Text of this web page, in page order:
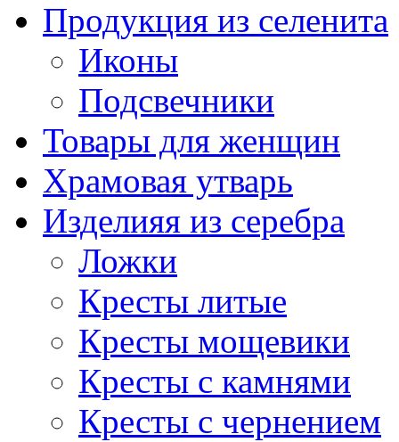
Продукция из селенита
Иконы
Подсвечники
Товары для женщин
Храмовая утварь
Изделияя из серебра
Ложки
Кресты литые
Кресты мощевики
Кресты с камнями
Кресты с чернением